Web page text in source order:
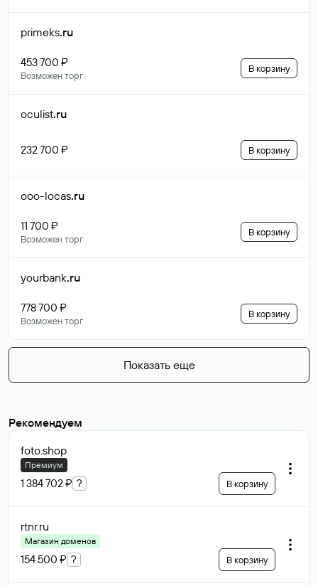
primeks.ru
453 700 ₽
Возможен торг
В корзину
oculist.ru
232 700 ₽ В корзину
ooo-locas.ru
11 700 ₽
Возможен торг
В корзину
yourbank.ru
778 700 ₽
Возможен торг
В корзину
Показать еще
Рекомендуем
foto.shop
Премиум
1 384 702 ₽ ? В корзину
rtnr.ru
Магазин доменов
154 500 ₽ ? В корзину